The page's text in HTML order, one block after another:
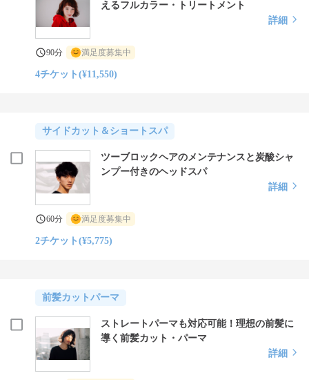
えるフルカラー・トリートメント
詳細
90分 満足度募集中
4チケット(¥11,550)
サイドカット＆ショートスパ
ツーブロックヘアのメンテナンスと炭酸シャ
ンプー付きのヘッドスパ
詳細
60分 満足度募集中
2チケット(¥5,775)
前髪カットパーマ
ストレートパーマも対応可能！理想の前髪に
導く前髪カット・パーマ
詳細